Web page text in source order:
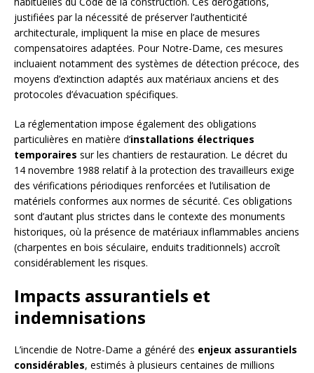
justifiées par la nécessité de préserver l’authenticité
architecturale, impliquent la mise en place de mesures
compensatoires adaptées. Pour Notre-Dame, ces mesures
incluaient notamment des systèmes de détection précoce, des
moyens d’extinction adaptés aux matériaux anciens et des
protocoles d’évacuation spécifiques.
La réglementation impose également des obligations
particulières en matière d’installations électriques
temporaires sur les chantiers de restauration. Le décret du
14 novembre 1988 relatif à la protection des travailleurs exige
des vérifications périodiques renforcées et l’utilisation de
matériels conformes aux normes de sécurité. Ces obligations
sont d’autant plus strictes dans le contexte des monuments
historiques, où la présence de matériaux inflammables anciens
(charpentes en bois séculaire, enduits traditionnels) accroît
considérablement les risques.
Impacts assurantiels et
indemnisations
L’incendie de Notre-Dame a généré des enjeux assurantiels
considérables, estimés à plusieurs centaines de millions